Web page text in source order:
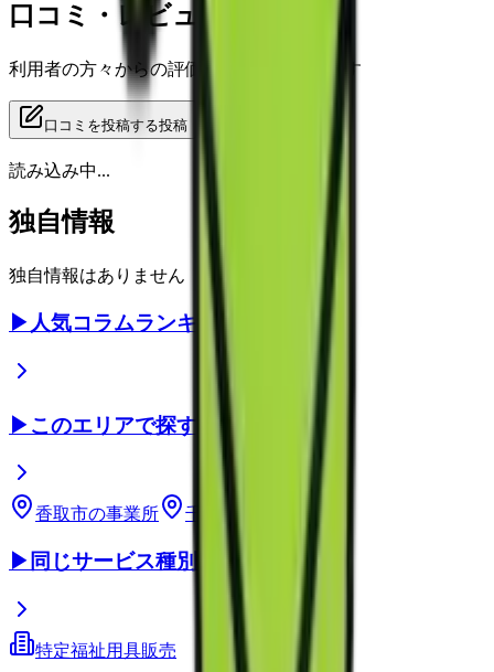
口コミ・レビュー
利用者の方々からの評価をご覧いただけます
口コミを投稿する投稿
読み込み中...
独自情報
独自情報はありません
▶ 人気コラムランキング
▶このエリアで探す
香取市の事業所 千葉県 の事業所
▶ 同じサービス種別
特定福祉用具販売